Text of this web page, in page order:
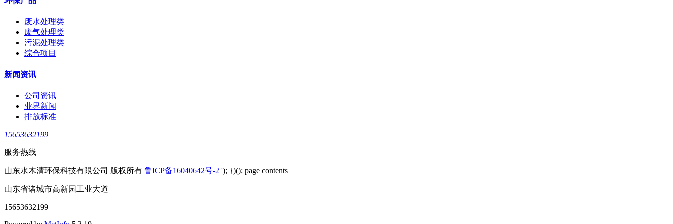
废水处理类
废气处理类
污泥处理类
综合项目
新闻资讯
公司资讯
业界新闻
排放标准
15653632199
服务热线
山东水木清环保科技有限公司 版权所有 鲁ICP备16040642号-2 '); })(); page contents
山东省诸城市高新园工业大道
15653632199